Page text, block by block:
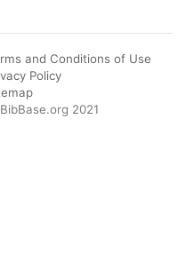
and Conditions of Use
Policy
2021